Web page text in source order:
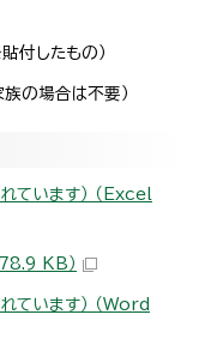
付したもの）
の場合は不要）
ています） （Excel
KB）
ています） （Word